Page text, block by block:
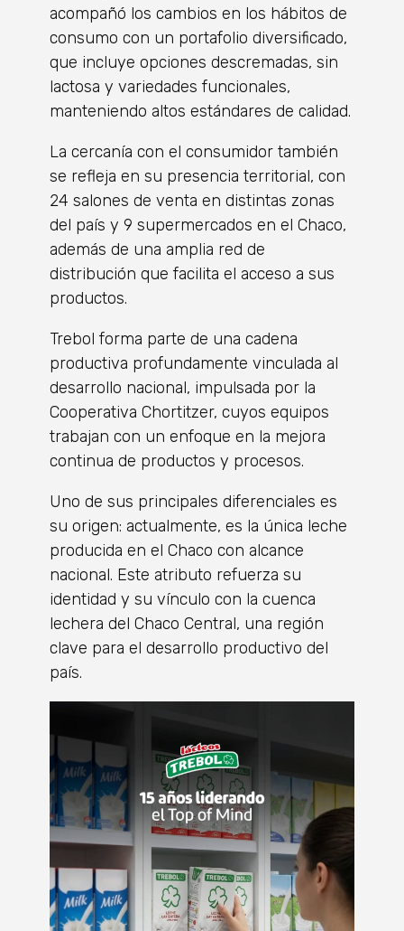
acompañó los cambios en los hábitos de
consumo con un portafolio diversificado,
que incluye opciones descremadas, sin
lactosa y variedades funcionales,
manteniendo altos estándares de calidad.
La cercanía con el consumidor también
se refleja en su presencia territorial, con
24 salones de venta en distintas zonas
del país y 9 supermercados en el Chaco,
además de una amplia red de
distribución que facilita el acceso a sus
productos.
Trebol forma parte de una cadena
productiva profundamente vinculada al
desarrollo nacional, impulsada por la
Cooperativa Chortitzer, cuyos equipos
trabajan con un enfoque en la mejora
continua de productos y procesos.
Uno de sus principales diferenciales es
su origen: actualmente, es la única leche
producida en el Chaco con alcance
nacional. Este atributo refuerza su
identidad y su vínculo con la cuenca
lechera del Chaco Central, una región
clave para el desarrollo productivo del
país.